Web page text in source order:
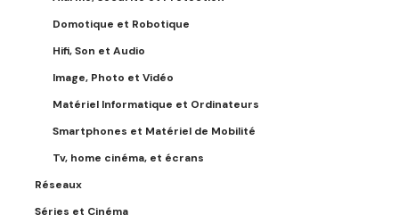
Domotique et Robotique
Hifi, Son et Audio
Image, Photo et Vidéo
Matériel Informatique et Ordinateurs
Smartphones et Matériel de Mobilité
Tv, home cinéma, et écrans
Réseaux
Séries et Cinéma